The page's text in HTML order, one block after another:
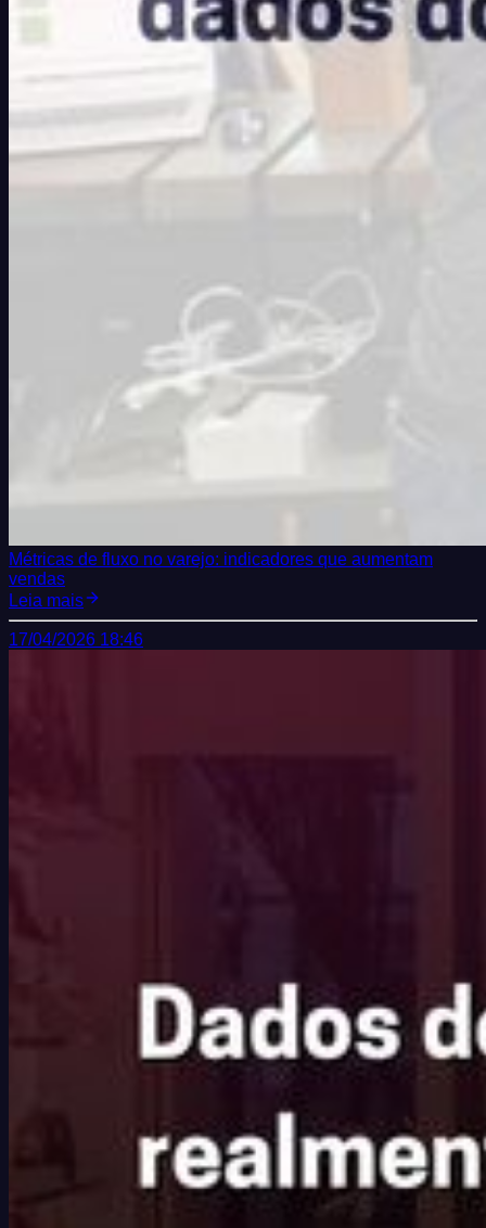
Métricas de fluxo no varejo: indicadores que aumentam
vendas
Leia mais
17/04/2026 18:46